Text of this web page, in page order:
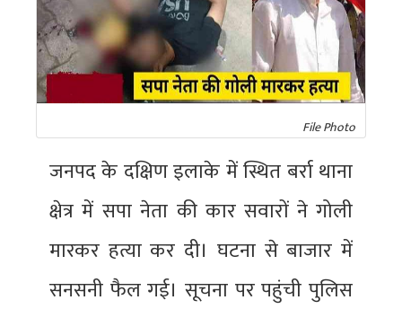
File Photo
जनपद के दक्षिण इलाके में स्थित बर्रा थाना
क्षेत्र में सपा नेता की कार सवारों ने गोली
मारकर हत्या कर दी। घटना से बाजार में
सनसनी फैल गई। सूचना पर पहुंची पुलिस